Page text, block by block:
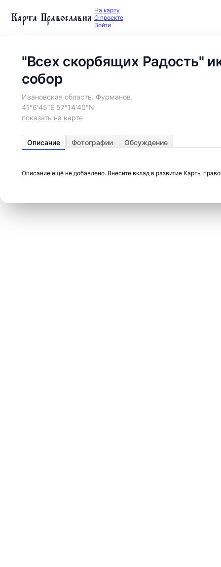
Карта Православия На карту
О проекте
Войти
"Всех скорбящих Радость"
собор
Ивановская область. Фурманов.
41°6′45″E 57°14′40″N
показать на карте
Описание Фотографии Обсуждение
Описание ещё не добавлено. Внесите вклад в развитие Карты